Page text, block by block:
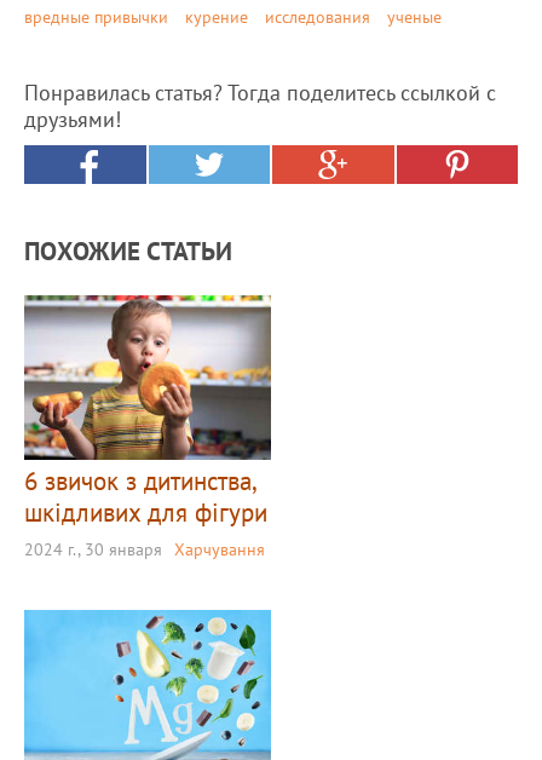
вредные привычки
курение исследования ученые
Понравилась статья? Тогда поделитесь ссылкой с
друзьями!
ПОХОЖИЕ СТАТЬИ
6 звичок з дитинства,
шкідливих для фігури
2024 г., 30 января Харчування